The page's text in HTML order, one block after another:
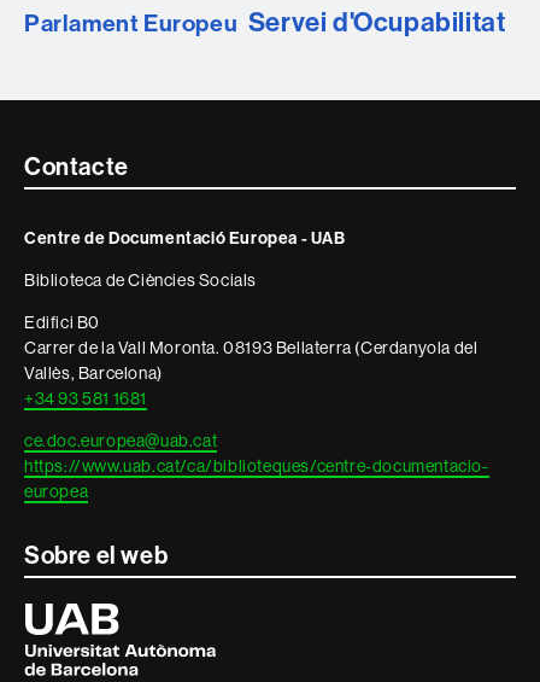
Parlament Europeu Servei d'Ocupabilitat
Contacte
informació
legal
Contacte
Centre de Documentació Europea - UAB
Biblioteca de Ciències Socials
Edifici B0
Carrer de la Vall Moronta. 08193 Bellaterra (Cerdanyola del
Vallès, Barcelona)
+34 93 581 1681
ce.doc.europea@uab.cat
https://www.uab.cat/ca/biblioteques/centre-documentacio-
europea
Sobre el web
Universitat
Autònoma
de
Barcelona